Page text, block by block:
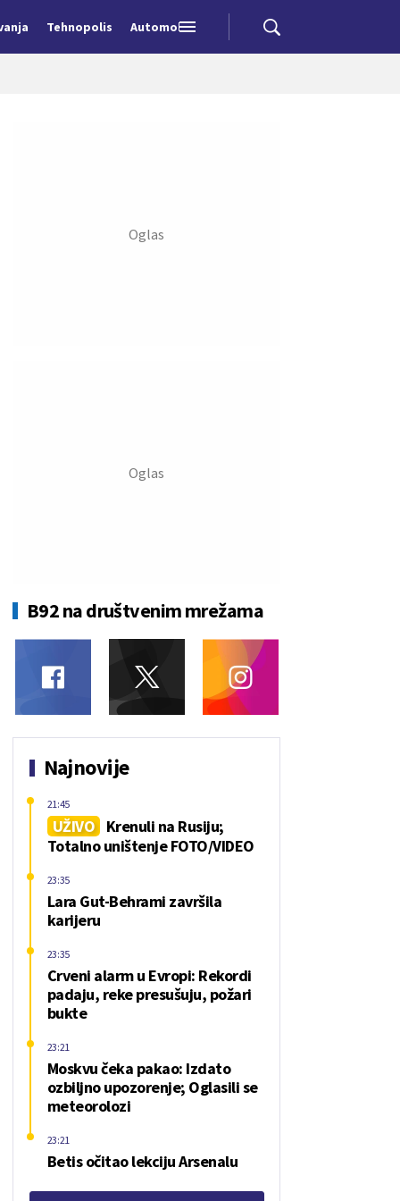
Tehnopolis Automobili
B92 na društvenim mrežama
Najnovije
UŽIVO
Krenuli na Rusiju;
Totalno uništenje FOTO/VIDEO
21:45
Lara Gut-Behrami završila
karijeru
23:35
Crveni alarm u Evropi: Rekordi
padaju, reke presušuju, požari
bukte
23:35
Moskvu čeka pakao: Izdato
ozbiljno upozorenje; Oglasili se
meteorolozi
23:21
Betis očitao lekciju Arsenalu
23:21